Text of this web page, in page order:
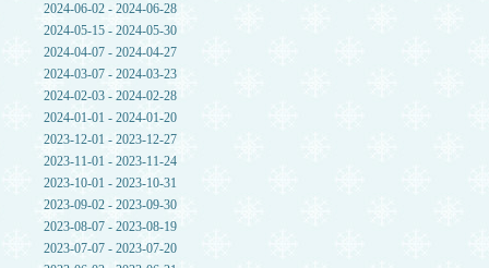
2024-06-02 - 2024-06-28
2024-05-15 - 2024-05-30
2024-04-07 - 2024-04-27
2024-03-07 - 2024-03-23
2024-02-03 - 2024-02-28
2024-01-01 - 2024-01-20
2023-12-01 - 2023-12-27
2023-11-01 - 2023-11-24
2023-10-01 - 2023-10-31
2023-09-02 - 2023-09-30
2023-08-07 - 2023-08-19
2023-07-07 - 2023-07-20